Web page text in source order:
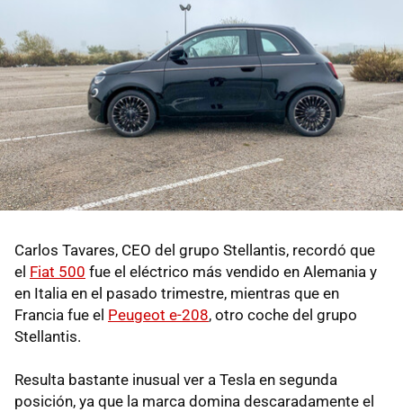
Carlos Tavares, CEO del grupo Stellantis, recordó que
el Fiat 500 fue el eléctrico más vendido en Alemania y
en Italia en el pasado trimestre, mientras que en
Francia fue el Peugeot e-208, otro coche del grupo
Stellantis.
Resulta bastante inusual ver a Tesla en segunda
posición, ya que la marca domina descaradamente el